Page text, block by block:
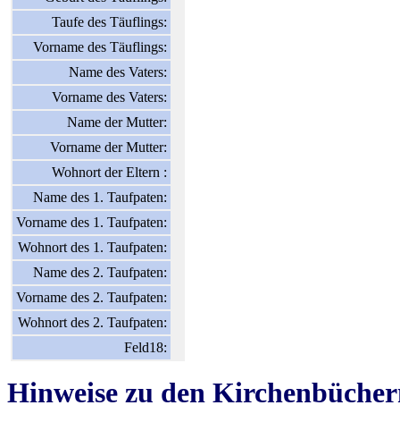
Taufe des Täuflings:
Vorname des Täuflings:
Name des Vaters:
Vorname des Vaters:
Name der Mutter:
Vorname der Mutter:
Wohnort der Eltern :
Name des 1. Taufpaten:
Vorname des 1. Taufpaten:
Wohnort des 1. Taufpaten:
Name des 2. Taufpaten:
Vorname des 2. Taufpaten:
Wohnort des 2. Taufpaten:
Feld18:
Hinweise zu den